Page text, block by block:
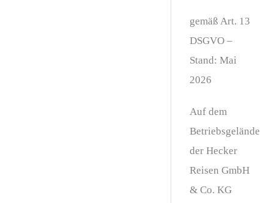
gemäß Art. 13
DSGVO –
Stand: Mai
2026
Auf dem
Betriebsgelände
der Hecker
Reisen GmbH
& Co. KG